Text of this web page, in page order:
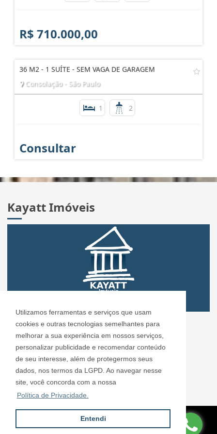
Utilizamos ferramentas e serviços que usam
cookies e outras tecnologias semelhantes para
melhorar a sua experiência em nossos serviços,
personalizar publicidade e recomendar conteúdo
de seu interesse, além de protegermos seus
dados, nos termos da LGPD. Ao navegar nesse
site, você concorda com a nossa
Política de Privacidade.
Entendi
R$ 710.000,00
36 M2 - 1 SUÍTE - SEM VAGA DE GARAGEM
Consolação - São Paulo
1 2
Consultar
Kayatt Imóveis
CRECI: 72.304
Informações de Contato
Kayatt Imóveis - 72.304
contato@kayattimoveis.com.br
+55 (11) 99200-6432
ImóvelOffice© - Todos os direitos reservados